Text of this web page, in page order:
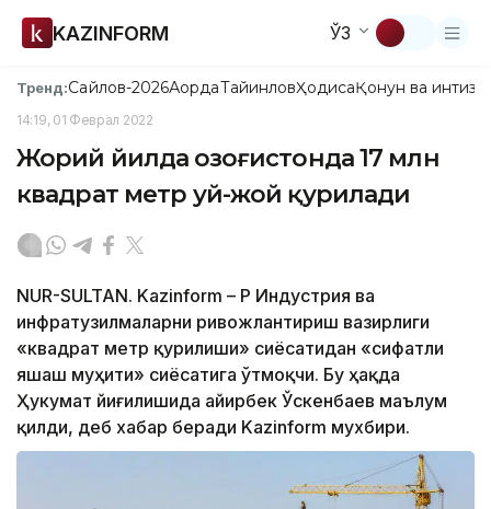
KAZINFORM ЎЗ
Тренд:Сайлов-2026АқордаТайинловҲодисаҚонун ва
14:19, 01 Феврал 2022
Жорий йилда Қозоғистонда 17 млн
квадрат метр уй-жой қурилади
NUR-SULTAN. Kazinform – ҚР Индустрия ва
инфратузилмаларни ривожлантириш вазирлиги
«квадрат метр қурилиши» сиёсатидан «сифатли
яшаш муҳити» сиёсатига ўтмоқчи. Бу ҳақда
Ҳукумат йиғилишида Қайирбек Ўскенбаев маълум
қилди, деб хабар беради Kazinform мухбири.